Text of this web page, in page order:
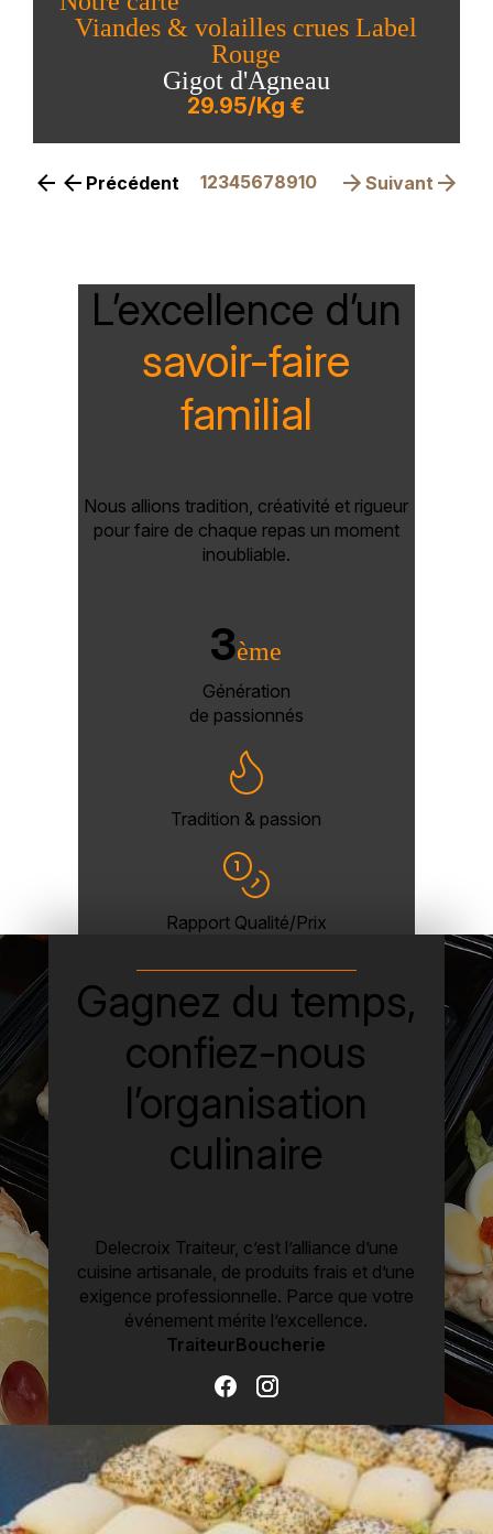
Viandes & volailles crues Label
Rouge
Gigot d'Agneau
29.95/Kg €
Précédent 12345678910 Suivant
L’excellence d’un
savoir-faire
familial
Nous allions tradition, créativité et rigueur
pour faire de chaque repas un moment
inoubliable.
3ème
Génération
de passionnés
Tradition & passion
Rapport Qualité/Prix
Gagnez du temps,
confiez-nous
l’organisation
culinaire
Delecroix Traiteur, c’est l’alliance d’une
cuisine artisanale, de produits frais et d’une
exigence professionnelle. Parce que votre
événement mérite l’excellence.
TraiteurBoucherie
L’élégance du goût,